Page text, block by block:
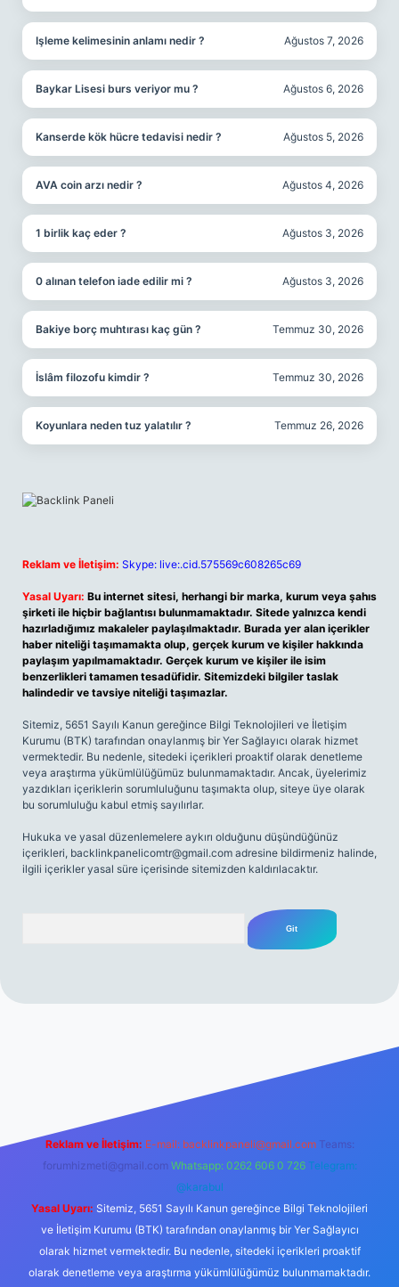
Işleme kelimesinin anlamı nedir ? Ağustos 7, 2026
Baykar Lisesi burs veriyor mu ? Ağustos 6, 2026
Kanserde kök hücre tedavisi nedir ? Ağustos 5, 2026
AVA coin arzı nedir ? Ağustos 4, 2026
1 birlik kaç eder ? Ağustos 3, 2026
0 alınan telefon iade edilir mi ? Ağustos 3, 2026
Bakiye borç muhtırası kaç gün ? Temmuz 30, 2026
İslâm filozofu kimdir ? Temmuz 30, 2026
Koyunlara neden tuz yalatılır ? Temmuz 26, 2026
Reklam ve İletişim: Skype: live:.cid.575569c608265c69
Yasal Uyarı: Bu internet sitesi, herhangi bir marka, kurum veya şahıs
şirketi ile hiçbir bağlantısı bulunmamaktadır. Sitede yalnızca kendi
hazırladığımız makaleler paylaşılmaktadır. Burada yer alan içerikler
haber niteliği taşımamakta olup, gerçek kurum ve kişiler hakkında
paylaşım yapılmamaktadır. Gerçek kurum ve kişiler ile isim
benzerlikleri tamamen tesadüfidir. Sitemizdeki bilgiler taslak
halindedir ve tavsiye niteliği taşımazlar.
Sitemiz, 5651 Sayılı Kanun gereğince Bilgi Teknolojileri ve İletişim
Kurumu (BTK) tarafından onaylanmış bir Yer Sağlayıcı olarak hizmet
vermektedir. Bu nedenle, sitedeki içerikleri proaktif olarak denetleme
veya araştırma yükümlülüğümüz bulunmamaktadır. Ancak, üyelerimiz
yazdıkları içeriklerin sorumluluğunu taşımakta olup, siteye üye olarak
bu sorumluluğu kabul etmiş sayılırlar.
Hukuka ve yasal düzenlemelere aykırı olduğunu düşündüğünüz
içerikleri, backlinkpanelicomtr@gmail.com adresine bildirmeniz halinde,
ilgili içerikler yasal süre içerisinde sitemizden kaldırılacaktır.
Reklam ve İletişim: E-mail: backlinkpaneli@gmail.com Teams:
forumhizmeti@gmail.com Whatsapp: 0262 606 0 726 Telegram:
@karabul
Yasal Uyarı: Sitemiz, 5651 Sayılı Kanun gereğince Bilgi Teknolojileri
ve İletişim Kurumu (BTK) tarafından onaylanmış bir Yer Sağlayıcı
olarak hizmet vermektedir. Bu nedenle, sitedeki içerikleri proaktif
olarak denetleme veya araştırma yükümlülüğümüz bulunmamaktadır.